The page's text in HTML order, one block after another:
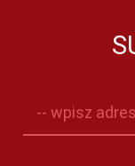
-- wpisz